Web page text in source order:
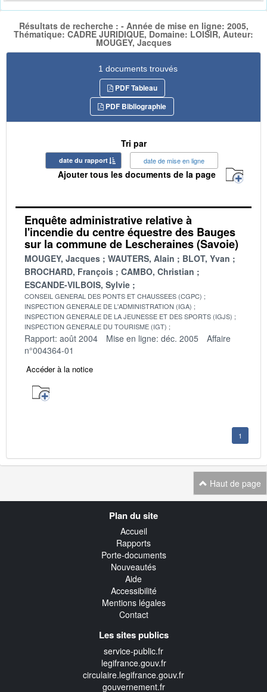
Résultats de recherche : - Année de mise en ligne: 2005,
Thématique: CADRE JURIDIQUE, Domaine: LOISIR, Auteur:
MOUGEY, Jacques
1 documents trouvés
PDF Tableau
PDF Bibliographie
Tri par
date du rapport date de mise en ligne
Ajouter tous les documents de la page
Enquête administrative relative à
l'incendie du centre équestre des Bauges
sur la commune de Lescheraines (Savoie)
MOUGEY, Jacques WAUTERS, Alain
BLOT, Yvan
BROCHARD, François
CAMBO, Christian
ESCANDE-VILBOIS, Sylvie
CONSEIL GENERAL DES PONTS ET CHAUSSEES (CGPC)
INSPECTION GENERALE DE L'ADMINISTRATION (IGA)
INSPECTION GENERALE DE LA JEUNESSE ET DES SPORTS (IGJS)
INSPECTION GENERALE DU TOURISME (IGT)
Rapport: août 2004 Mise en ligne: déc. 2005
Affaire
n°004364-01
Accéder à la notice
1
Haut de page
Plan du site
Accueil
Rapports
Porte-documents
Nouveautés
Aide
Accessibilité
Mentions légales
Contact
Les sites publics
service-public.fr
legifrance.gouv.fr
circulaire.legifrance.gouv.fr
gouvernement.fr